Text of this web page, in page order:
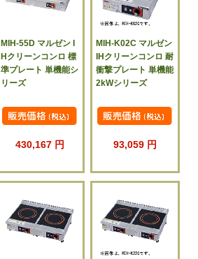
MIH-55D マルゼン I
Hクリーンコンロ 標
準プレート 単機能シ
リーズ
430,167 円
MIH-K02C マルゼン
IHクリーンコンロ 耐
衝撃プレート 単機能
2kWシリーズ
93,059 円